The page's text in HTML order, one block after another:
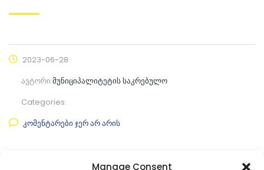
Manage Consent
2023-06-28
ავტორი მუნიციპალიტეტის საკრებულო
Categories:
კომენტარები ჯერ არ არის
ფაილის ნახვა